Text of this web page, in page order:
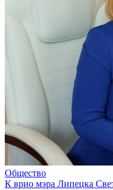
Общество
К врио мэра Липецка